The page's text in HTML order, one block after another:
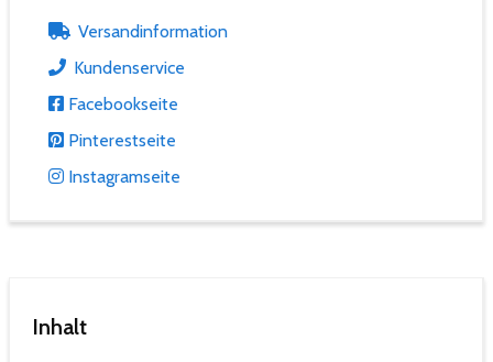
Versandinformation
Kundenservice
Facebookseite
Pinterestseite
Instagramseite
Inhalt